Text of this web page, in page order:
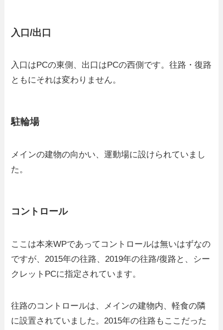
入口/出口
入口はPCの東側、出口はPCの西側です。往路・復路
ともにそれは変わりません。
駐輪場
メインの建物の向かい、運動場に設けられていまし
た。
コントロール
ここは本来WPであってコントロールは無いはずなの
ですが、2015年の往路、2019年の往路/復路と、シー
クレットPCに指定されています。
往路のコントロールは、メインの建物内、軽食の隣
に設置されていました。2015年の往路もここだった